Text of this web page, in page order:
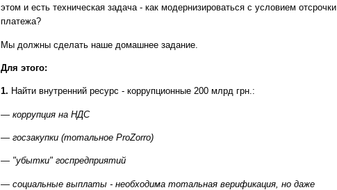
этом и есть техническая задача - как модернизироваться с условием отсрочки
платежа?
Мы должны сделать наше домашнее задание.
Для этого:
1. Найти внутренний ресурс - коррупционные 200 млрд грн.:
— коррупция на НДС
— госзакупки (тотальное ProZorro)
— "убытки" госпредприятий
— социальные выплаты - необходима тотальная верификация, но даже